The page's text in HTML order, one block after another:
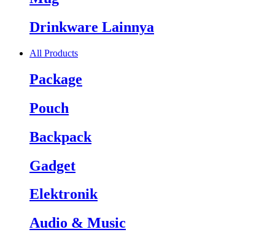
Drinkware Lainnya
All Products
Package
Pouch
Backpack
Gadget
Elektronik
Audio & Music